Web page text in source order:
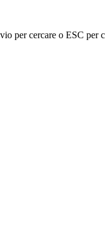
per cercare o ESC per